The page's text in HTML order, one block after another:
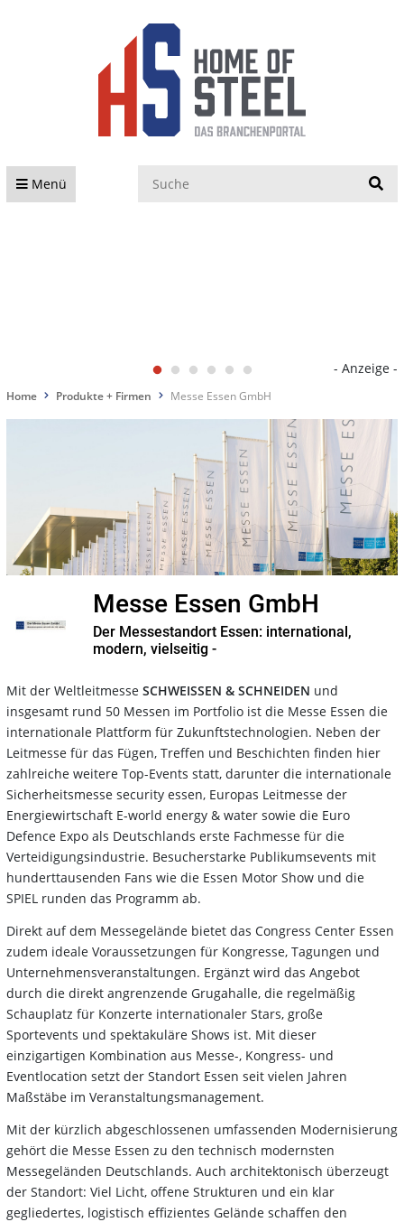
Menü
- Anzeige -
Home Produkte + Firmen Messe Essen GmbH
Messe Essen GmbH
Der Messestandort Essen: international,
modern, vielseitig -
Mit der Weltleitmesse SCHWEISSEN & SCHNEIDEN und
insgesamt rund 50 Messen im Portfolio ist die Messe Essen die
internationale Plattform für Zukunftstechnologien. Neben der
Leitmesse für das Fügen, Treffen und Beschichten finden hier
zahlreiche weitere Top-Events statt, darunter die internationale
Sicherheitsmesse security essen, Europas Leitmesse der
Energiewirtschaft E-world energy & water sowie die Euro
Defence Expo als Deutschlands erste Fachmesse für die
Verteidigungsindustrie. Besucherstarke Publikumsevents mit
hunderttausenden Fans wie die Essen Motor Show und die
SPIEL runden das Programm ab.
Direkt auf dem Messegelände bietet das Congress Center Essen
zudem ideale Voraussetzungen für Kongresse, Tagungen und
Unternehmensveranstaltungen. Ergänzt wird das Angebot
durch die direkt angrenzende Grugahalle, die regelmäßig
Schauplatz für Konzerte internationaler Stars, große
Sportevents und spektakuläre Shows ist. Mit dieser
einzigartigen Kombination aus Messe-, Kongress- und
Eventlocation setzt der Standort Essen seit vielen Jahren
Maßstäbe im Veranstaltungsmanagement.
Mit der kürzlich abgeschlossenen umfassenden Modernisierung
gehört die Messe Essen zu den technisch modernsten
Messegeländen Deutschlands. Auch architektonisch überzeugt
der Standort: Viel Licht, offene Strukturen und ein klar
gegliedertes, logistisch effizientes Gelände schaffen den